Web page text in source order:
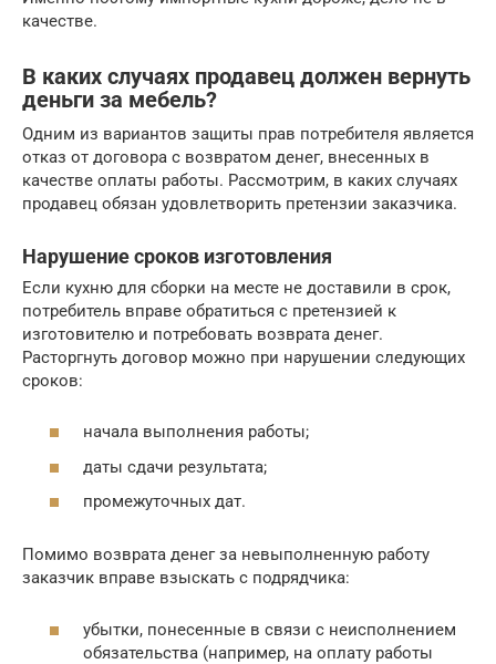
качестве.
В каких случаях продавец должен вернуть
деньги за мебель?
Одним из вариантов защиты прав потребителя является
отказ от договора с возвратом денег, внесенных в
качестве оплаты работы. Рассмотрим, в каких случаях
продавец обязан удовлетворить претензии заказчика.
Нарушение сроков изготовления
Если кухню для сборки на месте не доставили в срок,
потребитель вправе обратиться с претензией к
изготовителю и потребовать возврата денег.
Расторгнуть договор можно при нарушении следующих
сроков:
начала выполнения работы;
даты сдачи результата;
промежуточных дат.
Помимо возврата денег за невыполненную работу
заказчик вправе взыскать с подрядчика:
убытки, понесенные в связи с неисполнением
обязательства (например, на оплату работы